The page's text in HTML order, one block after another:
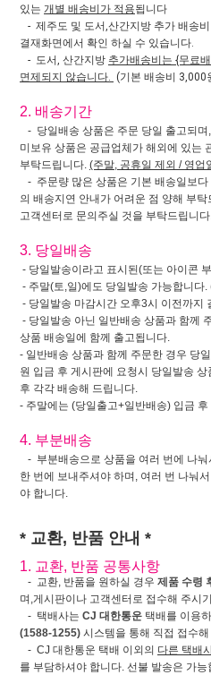
있는 개별 배송비가 적용됩니다
- 제주도 및 도서,산간지방 추가 배송
결재화면에서 확인 하실 수 있습니다.
- 도서, 산간지방 추가배송비는 {무료
면제되지 않습니다. (기본 배송비 3,000
2. 배송기간
- 당일배송 상품은 주문 당일 출고되
미보유 상품은 공급업체가 해외에 있는
부탁드립니다. (주말, 공휴일 제외 / 영업
- 주문량 많은 상품은 기본 배송일보
의 배송지연 안내가 어려운 점 양해 부
고객센터로 문의주실 것을 부탁드립니
3. 당일배송
- 당일발송이라고 표시된(또는 아이콘
- 주말(토,일)에도 당일발송 가능합니다
- 당일발송 마감시간 오후3시 이전까지
- 당일발송 아닌 일반배송 상품과 함께
상품 배송일에 함께 출고됩니다.
- 일반배송 상품과 함께 주문한 경우 당
원 입금 후 게시판에 요청시 당일발송
후 각각 배송해 드립니다.
- 주말에는 (당일출고+일반배송) 입금
4. 부분배송
- 부분배송으로 상품을 여러 번에 나
한 번에 보내주셔야 하며, 여러 번 나눠
야 합니다.
* 교환, 반품 안내 *
1. 교환, 반품 공통사항
- 교환, 반품을 원하실 경우 제품 수령
며,게시판이나 고객센터로 접수해 주시
- 택배사는 CJ 대한통운 택배를 이용
(1588-1255) 시스템을 통해 직접 접수
- CJ 대한통운 택배 이외의 다른 택배
를 부담하셔야 합니다. 선불 발송은 가능